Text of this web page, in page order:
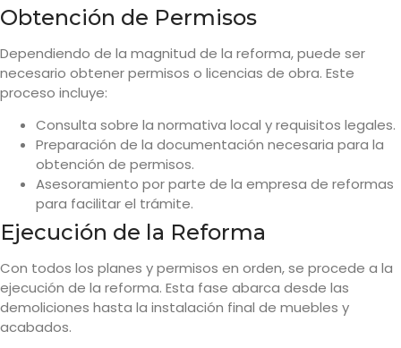
Obtención de Permisos
Dependiendo de la magnitud de la reforma, puede ser
necesario obtener permisos o licencias de obra. Este
proceso incluye:
Consulta sobre la normativa local y requisitos legales.
Preparación de la documentación necesaria para la
obtención de permisos.
Asesoramiento por parte de la empresa de reformas
para facilitar el trámite.
Ejecución de la Reforma
Con todos los planes y permisos en orden, se procede a la
ejecución de la reforma. Esta fase abarca desde las
demoliciones hasta la instalación final de muebles y
acabados.